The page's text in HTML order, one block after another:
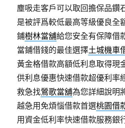
塵吸走客戶可以取回擔保品鑽
是被評爲較低最高等級優良全
鋪樹林當舖給您安全有保障借
當鋪借錢的最佳選擇土城機車
黃金格借款高額低利息取得現
供利息優惠快速借款超優利率
救急找鶯歌當舖為您詳細說明
越急用免煩惱借款首選桃園借
用資金低利率快速借款服務銀